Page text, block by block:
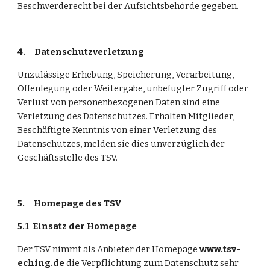
Beschwerderecht bei der Aufsichtsbehörde gegeben.
4. Datenschutzverletzung
Unzulässige Erhebung, Speicherung, Verarbeitung,
Offenlegung oder Weitergabe, unbefugter Zugriff oder
Verlust von personenbezogenen Daten sind eine
Verletzung des Datenschutzes. Erhalten Mitglieder,
Beschäftigte Kenntnis von einer Verletzung des
Datenschutzes, melden sie dies unverzüglich der
Geschäftsstelle des TSV.
5. Homepage des TSV
5.1 Einsatz der Homepage
Der TSV nimmt als Anbieter der Homepage www.tsv-
eching.de die Verpflichtung zum Datenschutz sehr